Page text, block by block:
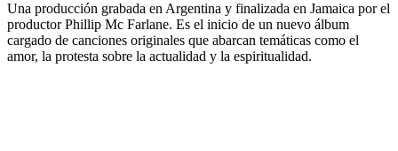
Una producción grabada en Argentina y finalizada en Jamaica por el
productor Phillip Mc Farlane. Es el inicio de un nuevo álbum
cargado de canciones originales que abarcan temáticas como el
amor, la protesta sobre la actualidad y la espiritualidad.